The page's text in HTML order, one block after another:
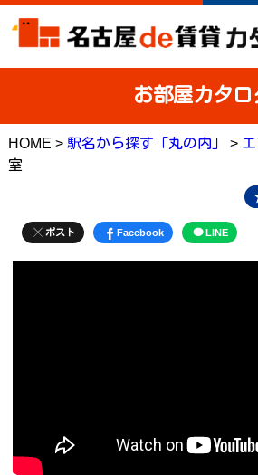
お部屋カタロ
HOME > 駅名から探す「丸の内」 >
室
ポスト Facebook LINE
駅名から探す
地図から探す
マイリスト